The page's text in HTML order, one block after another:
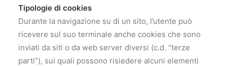
Tipologie di cookies
Durante la navigazione su di un sito, l’utente può
ricevere sul suo terminale anche cookies che sono
inviati da siti o da web server diversi (c.d. “terze
parti”), sui quali possono risiedere alcuni elementi